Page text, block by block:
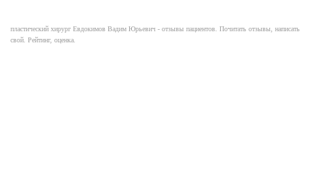
пластический хирург Евдокимов Вадим Юрьевич - отзывы пациентов. Почитать отзывы, написать
свой. Рейтинг, оценка.